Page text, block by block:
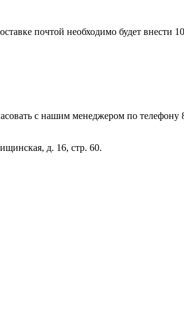
почтой необходимо будет внести
с нашим менеджером по телефону
д. 16, стр. 60.